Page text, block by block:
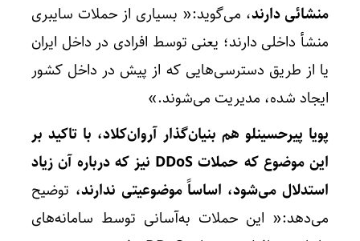
منشائی دارند، می‌گوید:« بسیاری از حملات سایبری
منشأ داخلی دارند؛ یعنی توسط افرادی در داخل ایران
یا از طریق دسترسی‌هایی که از پیش در داخل کشور
ایجاد شده، مدیریت می‌شوند.»
پویا پیرحسینلو هم بنیان‌گذار آروان‌کلاد، با تاکید بر
این موضوع که حملات DDoS نیز که درباره آن زیاد
استدلال می‌شود، اساساً موضوعیتی ندارند، توضیح
می‌دهد:« این حملات به‌آسانی توسط سامانه‌های